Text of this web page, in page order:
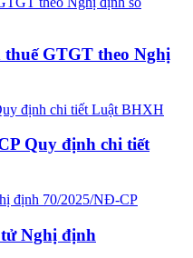
GTGT theo Nghị
Quy định chi tiết
Nghị định